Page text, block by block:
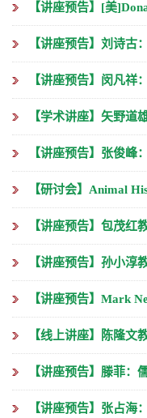
【讲座预告】闵凡祥
【学术讲座】矢野道
【线上讲座】陈隆文
【讲座预告】滕菲：
【讲座预告】张占海